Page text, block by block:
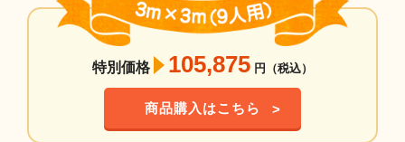
特別価格 105,875 円（税込）
商品購入はこちら